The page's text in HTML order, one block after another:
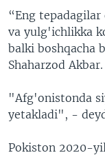
“Eng
va yulg'ichlikka
balki boshqacha
Shaharzod Akbar.
"Afg'onistonda
yetakladi", -
Pokiston 2020-